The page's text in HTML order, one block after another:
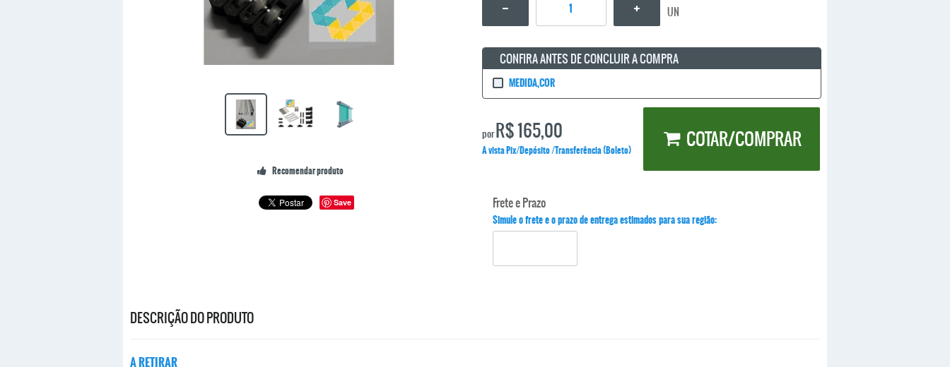
Recomendar produto
Save
UN
CONFIRA ANTES DE CONCLUIR A COMPRA
MEDIDA,COR
porR$ 165,00
A vista Pix/Depósito /Transferência (Boleto) COTAR/COMPRAR
Frete e Prazo
Simule o frete e o prazo de entrega estimados para sua região:
DESCRIÇÃO DO PRODUTO
A RETIRAR